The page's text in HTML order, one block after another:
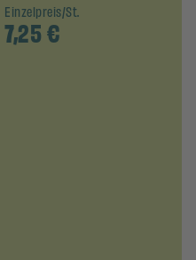
Einzelpreis/St.
7,25€